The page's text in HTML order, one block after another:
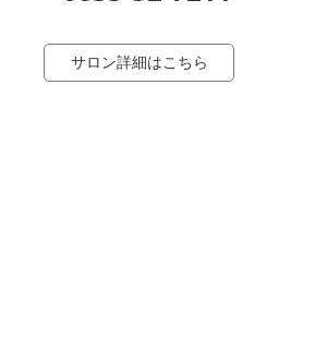
サロン詳細はこちら